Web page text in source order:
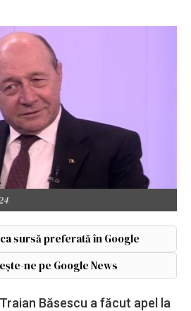
sursă preferată în Google
ne pe Google News
Băsescu a făcut apel la